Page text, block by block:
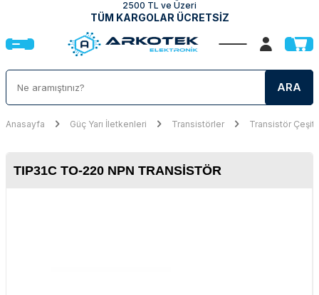
2500 TL ve Üzeri
TÜM KARGOLAR ÜCRETSİZ
ARA
Anasayfa Güç Yarı İletkenleri Transistörler Transistör
TIP31C TO-220 NPN TRANSISTÖR